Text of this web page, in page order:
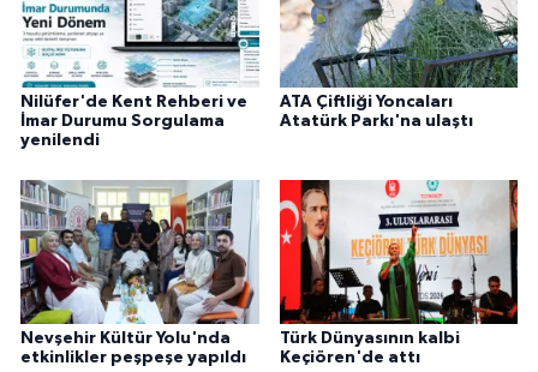
Nilüfer'de Kent Rehberi ve
İmar Durumu Sorgulama
yenilendi
ATA Çiftliği Yoncaları
Atatürk Parkı'na ulaştı
Nevşehir Kültür Yolu'nda
etkinlikler peşpeşe yapıldı
Türk Dünyasının kalbi
Keçiören'de attı